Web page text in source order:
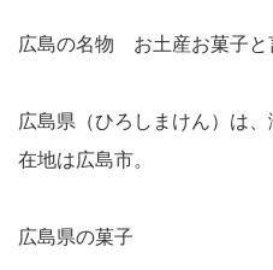
広島の名物 お土産お菓子と
広島県（ひろしまけん）は
在地は広島市。
広島県の菓子